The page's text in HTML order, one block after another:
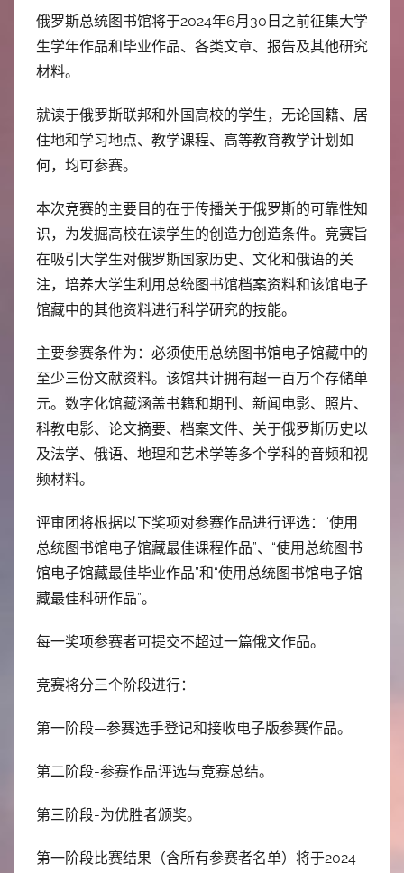
中
心
俄罗斯总统图书馆将于2024年6月30日之前征集大学
生学年作品和毕业作品、各类文章、报告及其他研究
材料。
就读于俄罗斯联邦和外国高校的学生，无论国籍、居
住地和学习地点、教学课程、高等教育教学计划如
何，均可参赛。
本次竞赛的主要目的在于传播关于俄罗斯的可靠性知
识，为发掘高校在读学生的创造力创造条件。竞赛旨
在吸引大学生对俄罗斯国家历史、文化和俄语的关
注，培养大学生利用总统图书馆档案资料和该馆电子
馆藏中的其他资料进行科学研究的技能。
主要参赛条件为：必须使用总统图书馆电子馆藏中的
至少三份文献资料。该馆共计拥有超一百万个存储单
元。数字化馆藏涵盖书籍和期刊、新闻电影、照片、
科教电影、论文摘要、档案文件、关于俄罗斯历史以
及法学、俄语、地理和艺术学等多个学科的音频和视
频材料。
评审团将根据以下奖项对参赛作品进行评选：“使用
总统图书馆电子馆藏最佳课程作品”、“使用总统图书
馆电子馆藏最佳毕业作品”和“使用总统图书馆电子馆
藏最佳科研作品”。
每一奖项参赛者可提交不超过一篇俄文作品。
竞赛将分三个阶段进行：
第一阶段—参赛选手登记和接收电子版参赛作品。
第二阶段-参赛作品评选与竞赛总结。
第三阶段-为优胜者颁奖。
第一阶段比赛结果（含所有参赛者名单）将于2024